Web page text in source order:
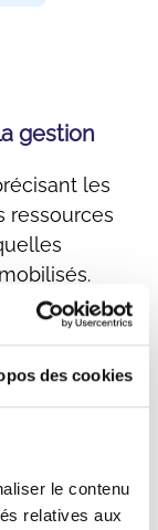
des cookies
le contenu
relatives aux
gestion
les
ressources
des